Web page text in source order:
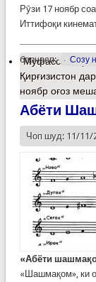
Рӯзи 17 ноябр
Иттифоқи
барчасп: Созу
Муфассалтаро
Қирғизистон
ноябр оғоз
Абёти
Чоп шуд: 11/11/
«Абёти шашмақ
«Шашмақом», ки